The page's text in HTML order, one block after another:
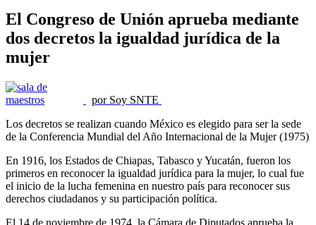
El Congreso de Unión aprueba mediante
dos decretos la igualdad jurídica de la
mujer
por Soy SNTE
Los decretos se realizan cuando México es elegido para ser la sede
de la Conferencia Mundial del Año Internacional de la Mujer (1975)
En 1916, los Estados de Chiapas, Tabasco y Yucatán, fueron los
primeros en reconocer la igualdad jurídica para la mujer, lo cual fue
el inicio de la lucha femenina en nuestro país para reconocer sus
derechos ciudadanos y su participación política.
El 14 de noviembre de 1974, la Cámara de Diputados aprueba la